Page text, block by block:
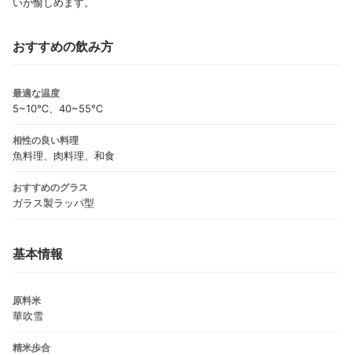
おすすめの飲み方
最適な温度
5~10℃、40~55℃
相性の良い料理
魚料理、肉料理、和食
おすすめのグラス
ガラス製ラッパ型
基本情報
原料米
華吹雪
精米歩合